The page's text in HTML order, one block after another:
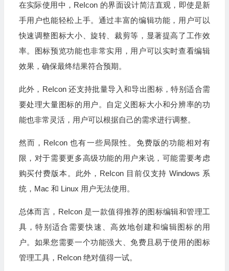
在实际使用中，ReIcon 的界面设计简洁直观，即使是新
手用户也能轻松上手。通过丰富的编辑功能，用户可以
快速调整图标大小、旋转、裁剪等，显著提高了工作效
率。图标预览功能也非常实用，用户可以实时查看编辑
效果，确保最终结果符合预期。
此外，ReIcon 还支持批量导入和导出图标，特别适合需
要处理大量图标的用户。自定义图标大小和分辨率的功
能也非常灵活，用户可以根据自己的需求进行调整。
然而，ReIcon 也有一些局限性。免费版的功能相对有
限，对于需要更多高级功能的用户来说，可能需要考虑
购买付费版本。此外，ReIcon 目前仅支持 Windows 系
统，Mac 和 Linux 用户无法使用。
总体而言，ReIcon 是一款值得推荐的图标编辑和管理工
具，特别适合需要快速、高效地创建和编辑图标的用
户。如果您需要一个功能强大、免费且易于使用的图标
管理工具，ReIcon 绝对值得一试。